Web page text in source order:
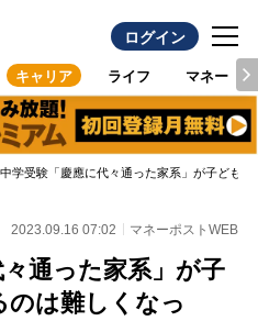
ログイン
キャリア ライフ マネー
中学受験「慶應に代々通った家系」が子ども
2023.09.16 07:02 マネーポストWEB
通った家系」が子
のは難しくなっ